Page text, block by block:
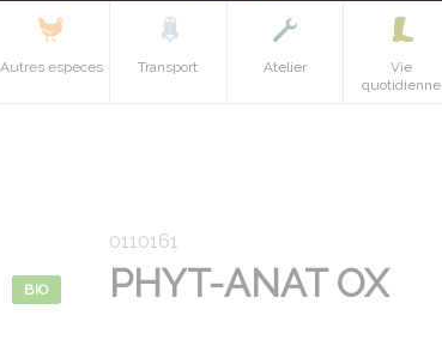
Autres especes Transport Atelier
Vie
quotidienne
BIO
0110161
PHYT-ANAT OX